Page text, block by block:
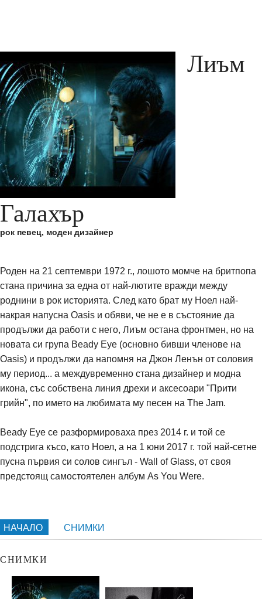
Лиъм
Галахър
рок певец, моден дизайнер
Роден на 21 септември 1972 г., лошото момче на бритпопа
стана причина за една от най-лютите вражди между
роднини в рок историята. След като брат му Ноел най-
накрая напусна Oasis и обяви, че не е в състояние да
продължи да работи с него, Лиъм остана фронтмен, но на
новата си група Beady Eye (основно бивши членове на
Oasis) и продължи да напомня на Джон Ленън от соловия
му период... а междувременно стана дизайнер и модна
икона, със собствена линия дрехи и аксесоари "Прити
грийн", по името на любимата му песен на The Jam.
Beady Eye се разформироваха през 2014 г. и той се
подстрига късо, като Ноел, а на 1 юни 2017 г. той най-сетне
пусна първия си солов сингъл - Wall of Glass, от своя
предстоящ самостоятелен албум As You Were.
НАЧАЛО СНИМКИ
СНИМКИ